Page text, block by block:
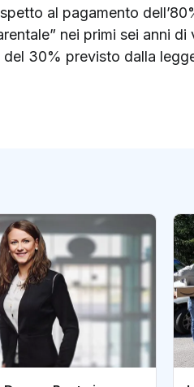
al pagamento
nei primi sei anni
del 30% previsto dalla